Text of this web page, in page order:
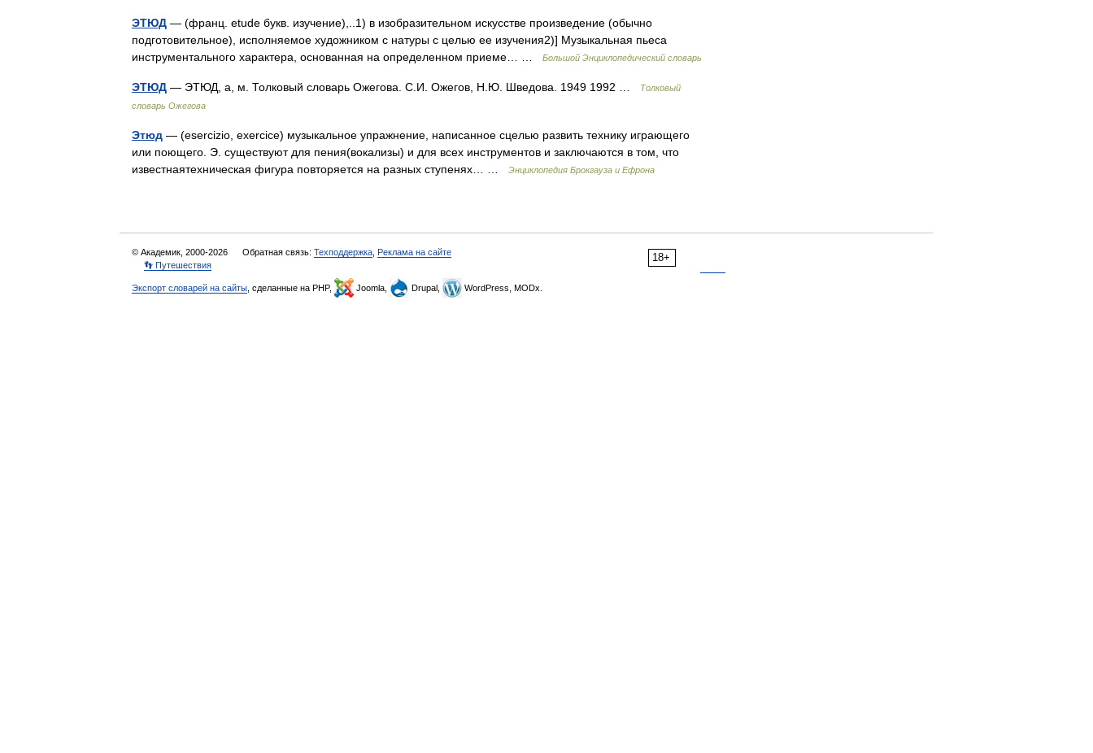
ЭТЮД — (франц. etude букв. изучение),..1) в изобразительном искусстве произведение (обычно
подготовительное), исполняемое художником с натуры с целью ее изучения2)] Музыкальная пьеса
инструментального характера, основанная на определенном приеме… …
Большой Энциклопедический словарь
ЭТЮД — ЭТЮД, а, м. Толковый словарь Ожегова. С.И. Ожегов, Н.Ю. Шведова. 1949 1992 …
Толковый
словарь Ожегова
Этюд — (esercizio, exercice) музыкальное упражнение, написанное сцелью развить технику играющего
или поющего. Э. существуют для пения(вокализы) и для всех инструментов и заключаются в том, что
известнаятехническая фигура повторяется на разных ступенях… …
Энциклопедия Брокгауза и Ефрона
18+
© Академик, 2000-2026 Обратная связь: Техподдержка Реклама на сайте
👣 Путешествия
Экспорт словарей на сайты , сделанные на PHP, Joomla, Drupal, WordPress, MODx.